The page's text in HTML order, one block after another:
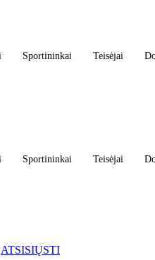
Sportininkai Teisėjai
Sportininkai Teisėjai
ATSISIŲSTI